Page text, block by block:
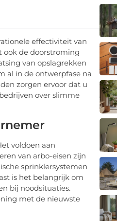
effectiviteit van
ook de doorstroming
van opslagrekken
al in de ontwerpfase na
zorgen ervoor dat u
over slimme
voldoen aan
van arbo-eisen zijn
sprinklersystemen
is het belangrijk om
bij noodsituaties.
met de nieuwste